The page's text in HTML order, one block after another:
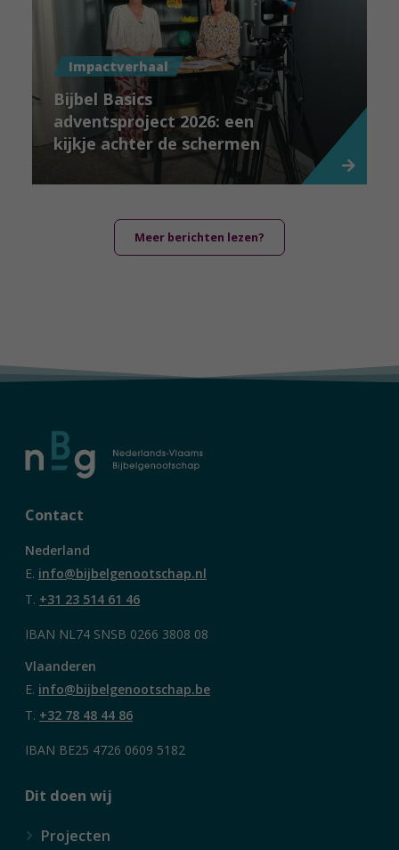
Impactverhaal
Bijbel Basics
adventsproject 2026: een
kijkje achter de schermen
Meer berichten lezen?
Contact
Nederland
E. info@bijbelgenootschap.nl
T. +31 23 514 61 46
IBAN NL74 SNSB 0266 3808 08
Vlaanderen
E. info@bijbelgenootschap.be
T. +32 78 48 44 86
IBAN BE25 4726 0609 5182
Dit doen wij
Projecten